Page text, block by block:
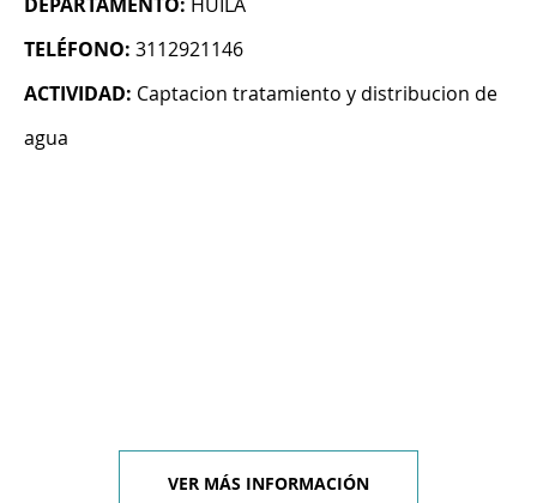
TELÉFONO: 3112921146
ACTIVIDAD: Captacion tratamiento y distribucion de
agua
VER MÁS INFORMACIÓN